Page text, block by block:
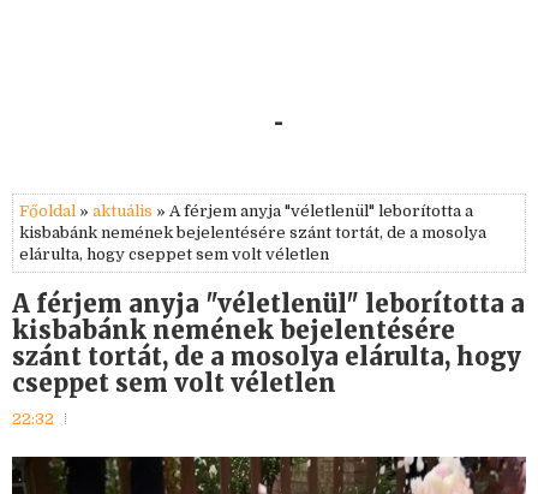
-
Főoldal » aktuális » A férjem anyja "véletlenül" leborította a
kisbabánk nemének bejelentésére szánt tortát, de a mosolya
elárulta, hogy cseppet sem volt véletlen
A férjem anyja "véletlenül" leborította a
kisbabánk nemének bejelentésére
szánt tortát, de a mosolya elárulta, hogy
cseppet sem volt véletlen
22:32